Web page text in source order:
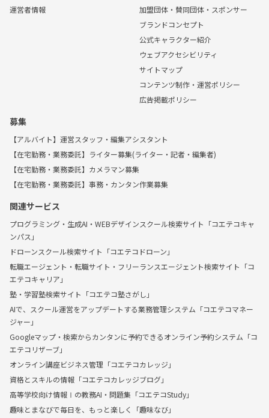
運営者情報
加盟団体・賛同団体・スポンサー
ブランドコンセプト
公式キャラクター紹介
ウェブアクセシビリティ
サイトマップ
コンテンツ制作・運営ポリシー
広告掲載ポリシー
募集
【アルバイト】運営スタッフ・編集アシスタント
【在宅勤務・業務委託】ライター募集(ライター・記者・編集者)
【在宅勤務・業務委託】カメラマン募集
【在宅勤務・業務委託】事務・カンタン作業募集
関連サービス
プログラミング・生成AI・WEBデザインスクール検索サイト「コエテコキャ
ンパス」
ドローンスクール検索サイト「コエテコドローン」
転職エージェント・転職サイト・フリーランスエージェント検索サイト「コ
エテコキャリア」
塾・学習塾検索サイト「コエテコ塾さがし」
AIで、スクール運営をアップデートする業務管理システム「コエテコマネー
ジャー」
Googleマップ・検索からカンタンに予約できるオンライン予約システム「コ
エテコリザーブ」
オンライン講座ビジネス管理「コエテコカレッジ」
資格とスキルの情報「コエテコカレッジブログ」
高等学校向け情報Ⅰの教務AI・問題集「コエテコStudy」
趣味とまなびで毎日を、もっと楽しく「趣味なび」